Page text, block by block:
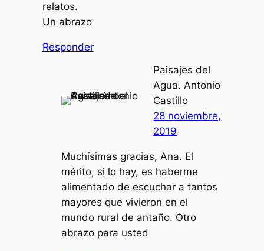
relatos.
Un abrazo
Responder
Paisajes del
Agua. Antonio
Castillo
28 noviembre,
2019
Muchísimas gracias, Ana. El
mérito, si lo hay, es haberme
alimentado de escuchar a tantos
mayores que vivieron en el
mundo rural de antaño. Otro
abrazo para usted